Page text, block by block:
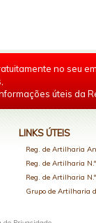
no seu
úteis da
LINKS ÚTEIS
Reg. de Artilharia
Reg. de Artilharia
Reg. de Artilharia
Grupo de Artilharia